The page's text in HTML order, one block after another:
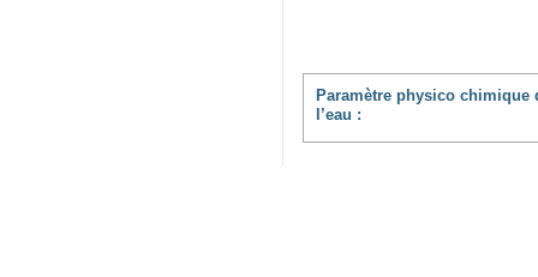
Paramètre physico chimique
l’eau :